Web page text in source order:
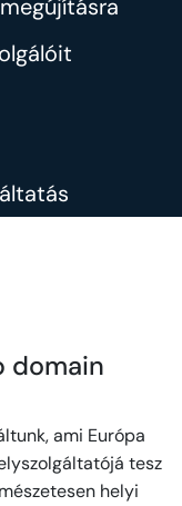
domain
ami Európa
tesz
helyi